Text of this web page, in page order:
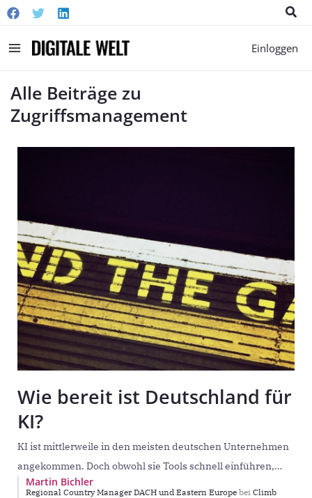
Main
Einloggen
Alle Beiträge zu
Zugriffsmanagement
Wie bereit ist Deutschland für
KI?
KI ist mittlerweile in den meisten deutschen Unternehmen
angekommen. Doch obwohl sie Tools schnell einführen,
bleiben klare Regeln, Sicherheitskonzepte und
Martin Bichler
Regional Country Manager DACH und Eastern Europe bei Climb